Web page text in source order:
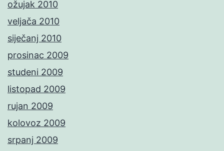
ožujak 2010
veljača 2010
siječanj 2010
prosinac 2009
studeni 2009
listopad 2009
rujan 2009
kolovoz 2009
srpanj 2009